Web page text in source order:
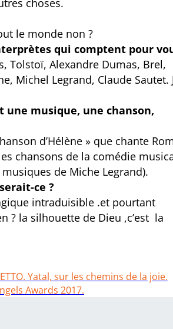
choses.
le monde non ?
qui comptent pour
Tolstoï, Alexandre Dumas, Brel,
Michel Legrand, Claude Sautet.
une musique, une chanson,
d’Hélène » que chante
chansons de la comédie
de Miche Legrand).
ce ?
intraduisible .et pourtant
? la silhouette de Dieu ,c’est la
Yatal, sur les chemins de la joie.
Awards 2017.